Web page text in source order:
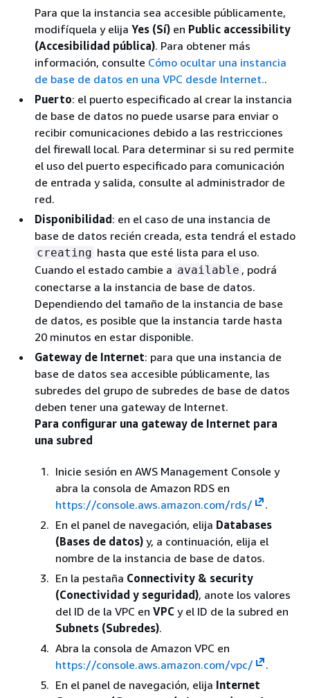
Para que la instancia sea accesible públicamente,
modifíquela y elija Yes (Sí) en Public accessibility
(Accesibilidad pública). Para obtener más
información, consulte Cómo ocultar una instancia
de base de datos en una VPC desde Internet..
Puerto: el puerto especificado al crear la instancia
de base de datos no puede usarse para enviar o
recibir comunicaciones debido a las restricciones
del firewall local. Para determinar si su red permite
el uso del puerto especificado para comunicación
de entrada y salida, consulte al administrador de
red.
Disponibilidad: en el caso de una instancia de
base de datos recién creada, esta tendrá el estado
creating hasta que esté lista para el uso.
Cuando el estado cambie a available , podrá
conectarse a la instancia de base de datos.
Dependiendo del tamaño de la instancia de base
de datos, es posible que la instancia tarde hasta
20 minutos en estar disponible.
Gateway de Internet: para que una instancia de
base de datos sea accesible públicamente, las
subredes del grupo de subredes de base de datos
deben tener una gateway de Internet.
Para configurar una gateway de Internet para
una subred
Inicie sesión en AWS Management Console y
abra la consola de Amazon RDS en
https://console.aws.amazon.com/rds/
.
En el panel de navegación, elija Databases
(Bases de datos) y, a continuación, elija el
nombre de la instancia de base de datos.
En la pestaña Connectivity & security
(Conectividad y seguridad), anote los valores
del ID de la VPC en VPC y el ID de la subred en
Subnets (Subredes).
Abra la consola de Amazon VPC en
https://console.aws.amazon.com/vpc/
.
En el panel de navegación, elija Internet